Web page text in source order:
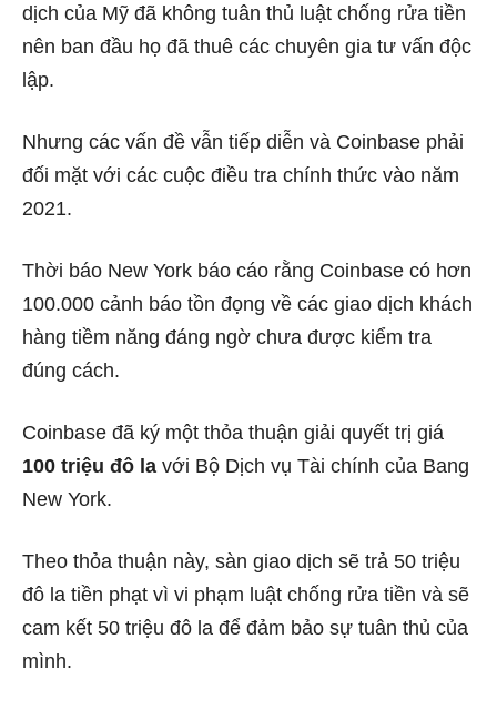
dịch của Mỹ đã không tuân thủ luật chống rửa tiền
nên ban đầu họ đã thuê các chuyên gia tư vấn độc
lập.
Nhưng các vấn đề vẫn tiếp diễn và Coinbase phải
đối mặt với các cuộc điều tra chính thức vào năm
2021.
Thời báo New York báo cáo rằng Coinbase có hơn
100.000 cảnh báo tồn đọng về các giao dịch khách
hàng tiềm năng đáng ngờ chưa được kiểm tra
đúng cách.
Coinbase đã ký một thỏa thuận giải quyết trị giá
100 triệu đô la với Bộ Dịch vụ Tài chính của Bang
New York.
Theo thỏa thuận này, sàn giao dịch sẽ trả 50 triệu
đô la tiền phạt vì vi phạm luật chống rửa tiền và sẽ
cam kết 50 triệu đô la để đảm bảo sự tuân thủ của
mình.